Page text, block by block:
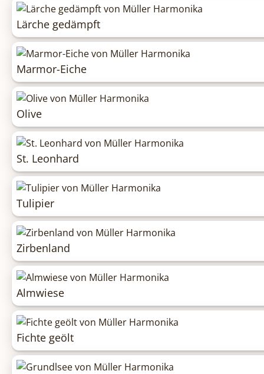
Lärche gedämpft
Marmor-Eiche
Olive
St. Leonhard
Tulipier
Zirbenland
Almwiese
Fichte geölt